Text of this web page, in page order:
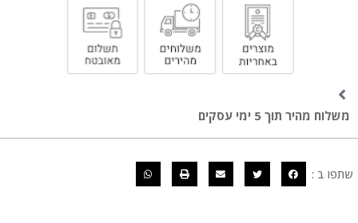
משלוח מהיר תוך 5 ימי עסקים
שתפו ב :